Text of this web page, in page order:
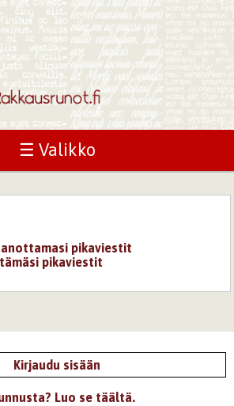
☰ Valikko
pikaviestit
pikaviestit
Kirjaudu sisään
Luo se täältä.